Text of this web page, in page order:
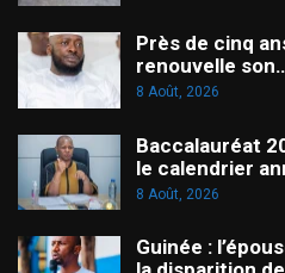
Près de cinq
renouvelle
8 Août, 2026
Baccalauréat
le calendrier
8 Août, 2026
Guinée :